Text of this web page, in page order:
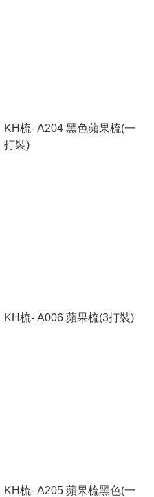
KH梳- A204 黑色蘋果梳(一
打裝)
KH梳- A006 蘋果梳(3打裝)
KH梳- A205 蘋果梳黑色(一